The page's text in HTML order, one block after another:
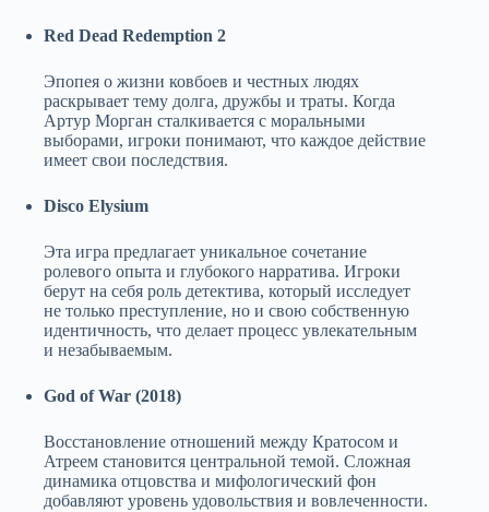
Red Dead Redemption 2
Эпопея о жизни ковбоев и честных людях
раскрывает тему долга, дружбы и траты. Когда
Артур Морган сталкивается с моральными
выборами, игроки понимают, что каждое действие
имеет свои последствия.
Disco Elysium
Эта игра предлагает уникальное сочетание
ролевого опыта и глубокого нарратива. Игроки
берут на себя роль детектива, который исследует
не только преступление, но и свою собственную
идентичность, что делает процесс увлекательным
и незабываемым.
God of War (2018)
Восстановление отношений между Кратосом и
Атреем становится центральной темой. Сложная
динамика отцовства и мифологический фон
добавляют уровень удовольствия и вовлеченности.